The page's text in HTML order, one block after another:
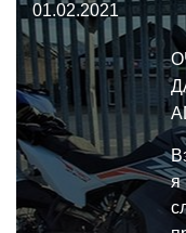
01.02.2021
я